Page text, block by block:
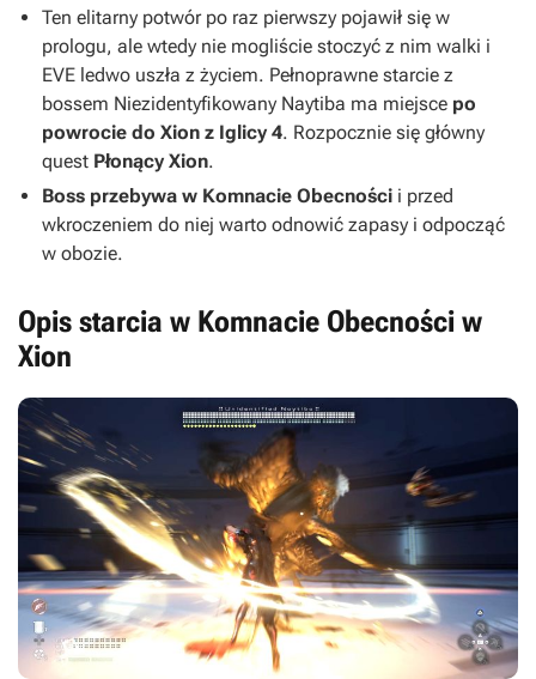
Ten elitarny potwór po raz pierwszy pojawił się w
prologu, ale wtedy nie mogliście stoczyć z nim walki i
EVE ledwo uszła z życiem. Pełnoprawne starcie z
bossem Niezidentyfikowany Naytiba ma miejsce po
powrocie do Xion z Iglicy 4. Rozpocznie się główny
quest Płonący Xion.
Boss przebywa w Komnacie Obecności i przed
wkroczeniem do niej warto odnowić zapasy i odpocząć
w obozie.
Opis starcia w Komnacie Obecności w
Xion